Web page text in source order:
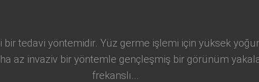
bir tedavi yöntemidir. Yüz germe işlemi için yüksek
az invaziv bir yöntemle gençleşmiş bir görünüm
frekanslı...